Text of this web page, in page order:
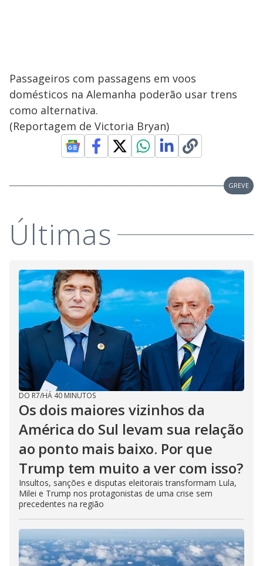
Passageiros com passagens em voos
domésticos na Alemanha poderão usar trens
como alternativa.
(Reportagem de Victoria Bryan)
GREVE
Últimas
DO R7/HÁ 40 MINUTOS
Os dois maiores vizinhos da
América do Sul levam sua relação
ao ponto mais baixo. Por que
Trump tem muito a ver com isso?
Insultos, sanções e disputas eleitorais transformam Lula,
Milei e Trump nos protagonistas de uma crise sem
precedentes na região